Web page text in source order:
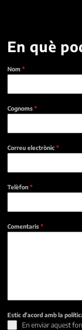
En què
Nom *
Cognoms *
Correu electrònic *
Telèfon *
Comentaris *
Estic d'acord amb la
En enviar aquest